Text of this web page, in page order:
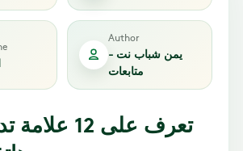
Author
يمن شباب نت -
متابعات
تعرف على